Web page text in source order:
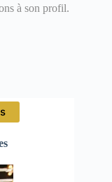
à son profil.